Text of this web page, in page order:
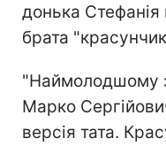
донька
брата
"Наймолодшому з
Марко
версія тата.